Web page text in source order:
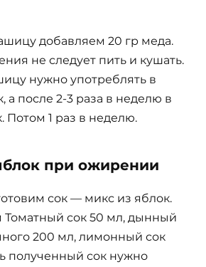
добавляем 20 гр меда.
не следует пить и кушать.
нужно употреблять в
а после 2-3 раза в неделю в
Потом 1 раз в неделю.
при ожирении
сок — микс из яблок.
Томатный сок 50 мл, дынный
200 мл, лимонный сок
полученный сок нужно